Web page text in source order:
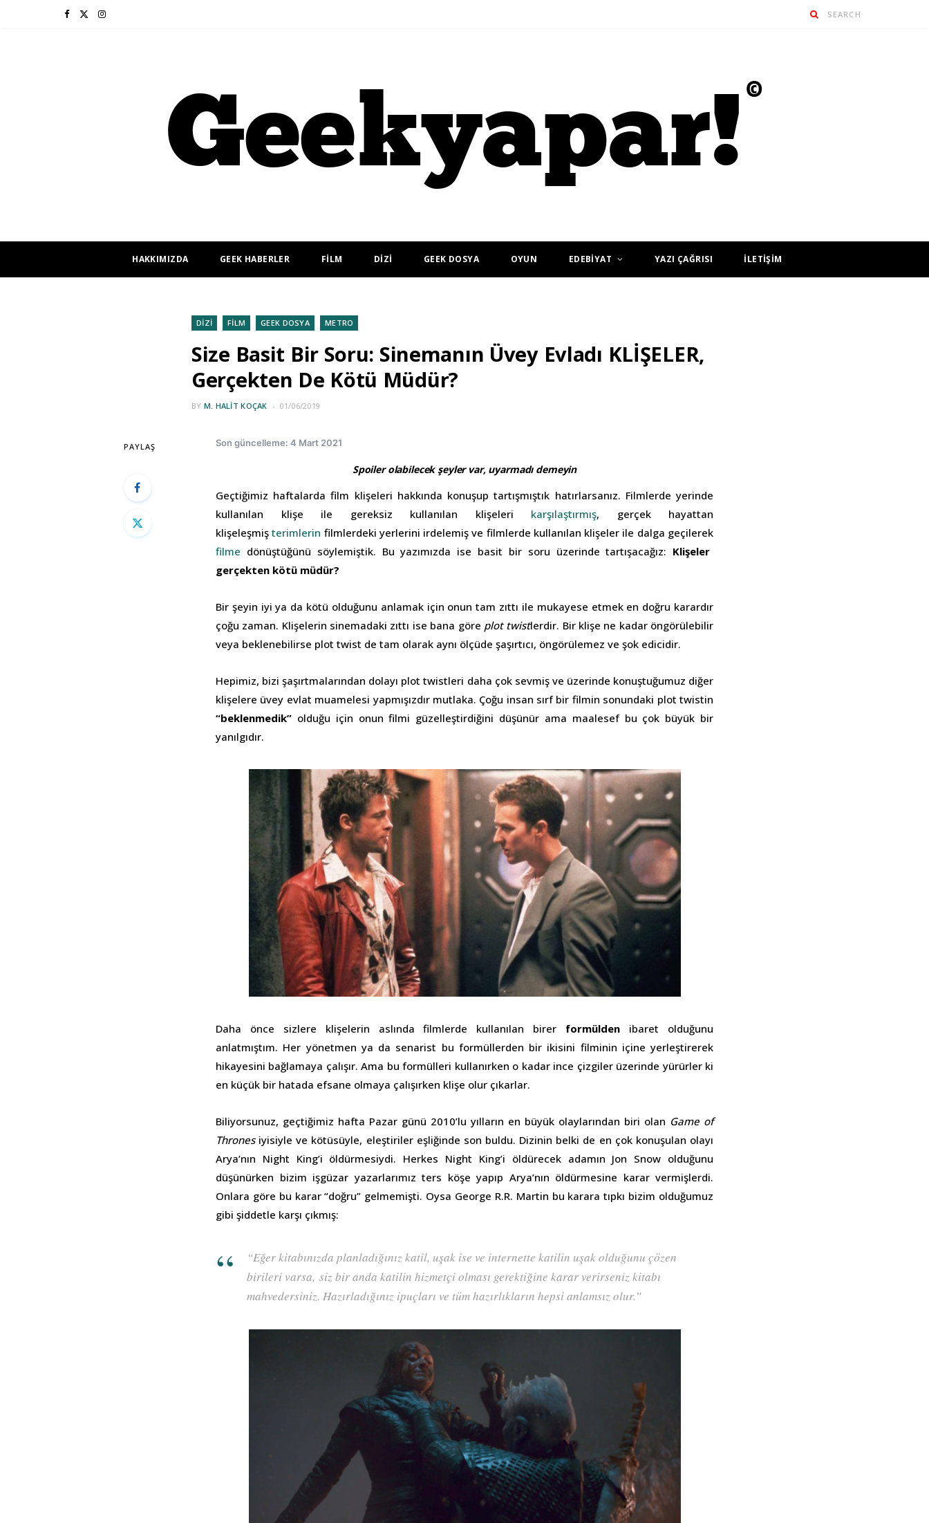
F I
HAKKIMIZDA GEEK HABERLER FİLM DİZİ GEEK DOSYA OYUN EDEBİYAT YAZI ÇAĞRISI İLETİŞİM
DİZİ FİLM GEEK DOSYA METRO
Size Basit Bir Soru: Sinemanın Üvey Evladı KLİŞELER,
Gerçekten De Kötü Müdür?
BY M. HALIT KOÇAK 01/06/2019
PAYLAŞ Son güncelleme: 4 Mart 2021
Spoiler olabilecek şeyler var, uyarmadı demeyin
Geçtiğimiz haftalarda film klişeleri hakkında konuşup tartışmıştık hatırlarsanız. Filmlerde yerinde
kullanılan klişe ile gereksiz kullanılan klişeleri karşılaştırmış, gerçek hayattan
klişeleşmişterimlerin filmlerdeki yerlerini irdelemiş ve filmlerde kullanılan klişeler ile dalga geçilerek
filme dönüştüğünü söylemiştik. Bu yazımızda ise basit bir soru üzerinde tartışacağız: Klişeler
gerçekten kötü müdür?
Bir şeyin iyi ya da kötü olduğunu anlamak için onun tam zıttı ile mukayese etmek en doğru karardır
çoğu zaman. Klişelerin sinemadaki zıttı ise bana göre plot twistlerdir. Bir klişe ne kadar öngörülebilir
veya beklenebilirse plot twist de tam olarak aynı ölçüde şaşırtıcı, öngörülemez ve şok edicidir.
Hepimiz, bizi şaşırtmalarından dolayı plot twistleri daha çok sevmiş ve üzerinde konuştuğumuz diğer
klişelere üvey evlat muamelesi yapmışızdır mutlaka. Çoğu insan sırf bir filmin sonundaki plot twistin
“beklenmedik” olduğu için onun filmi güzelleştirdiğini düşünür ama maalesef bu çok büyük bir
yanılgıdır.
Daha önce sizlere klişelerin aslında filmlerde kullanılan birer formülden ibaret olduğunu
anlatmıştım. Her yönetmen ya da senarist bu formüllerden bir ikisini filminin içine yerleştirerek
hikayesini bağlamaya çalışır. Ama bu formülleri kullanırken o kadar ince çizgiler üzerinde yürürler ki
en küçük bir hatada efsane olmaya çalışırken klişe olur çıkarlar.
Biliyorsunuz, geçtiğimiz hafta Pazar günü 2010’lu yılların en büyük olaylarından biri olan Game of
Thronesiyisiyle ve kötüsüyle, eleştiriler eşliğinde son buldu. Dizinin belki de en çok konuşulan olayı
Arya’nın Night King’i öldürmesiydi. Herkes Night King’i öldürecek adamın Jon Snow olduğunu
düşünürken bizim işgüzar yazarlarımız ters köşe yapıp Arya’nın öldürmesine karar vermişlerdi.
Onlara göre bu karar “doğru” gelmemişti. Oysa George R.R. Martin bu karara tıpkı bizim olduğumuz
gibi şiddetle karşı çıkmış:
“Eğer kitabınızda planladığınız katil, uşak ise ve internette katilin uşak olduğunu çözen
birileri varsa, siz bir anda katilin hizmetçi olması gerektiğine karar verirseniz kitabı
mahvedersiniz. Hazırladığınız ipuçları ve tüm hazırlıkların hepsi anlamsız olur.”